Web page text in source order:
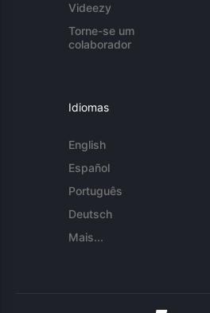
Videezy
Torne-se um
colaborador
Idiomas
English
Español
Português
Deutsch
Mais...